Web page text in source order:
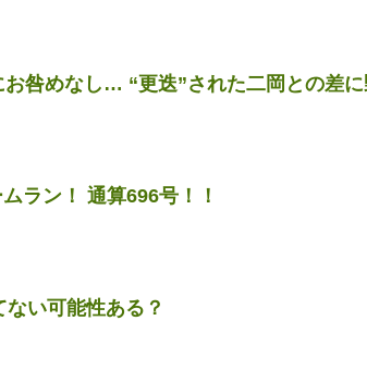
咎めなし… “更迭”された二岡との差
ラン！ 通算696号！！
い可能性ある？